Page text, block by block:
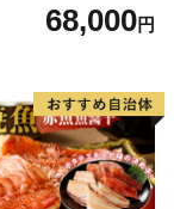
68,000円